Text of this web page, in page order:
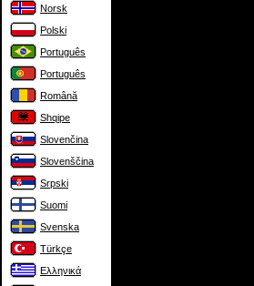
Norsk
Polski
Português
Português
Română
Shqipe
Slovenčina
Slovenščina
Srpski
Suomi
Svenska
Türkçe
Ελληνικά